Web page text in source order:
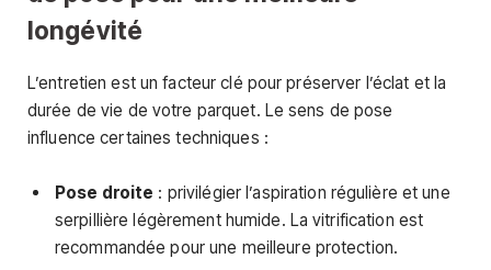
longévité
L’entretien est un facteur clé pour préserver l’éclat et la
durée de vie de votre parquet. Le sens de pose
influence certaines techniques :
Pose droite : privilégier l’aspiration régulière et une
serpillière légèrement humide. La vitrification est
recommandée pour une meilleure protection.